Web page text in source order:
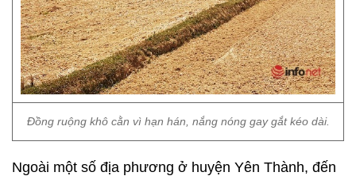
Đồng ruộng khô cằn vì hạn hán, nắng nóng gay gắt kéo dài.
Ngoài một số địa phương ở huyện Yên Thành, đến